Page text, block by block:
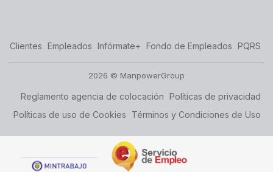
Clientes Empleados Infórmate+ Fondo de Empleados PQRS
2026 © ManpowerGroup
Reglamento agencia de colocación Políticas de privacidad
Políticas de uso de Cookies
Términos y Condiciones de Uso